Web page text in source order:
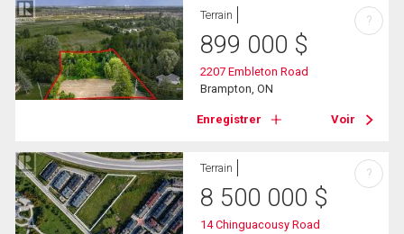
Terrain
899 000 $
2207 Embleton Road
Brampton, ON
Enregistrer Voir
?
Terrain
8 500 000 $
14 Chinguacousy Road
?